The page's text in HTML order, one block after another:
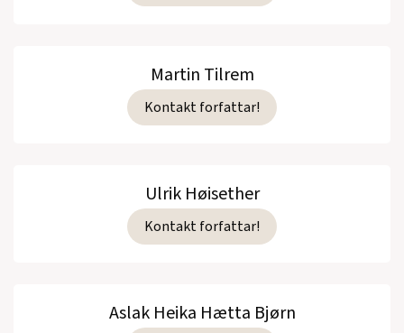
Martin Tilrem
Kontakt forfattar!
Ulrik Høisether
Kontakt forfattar!
Aslak Heika Hætta Bjørn